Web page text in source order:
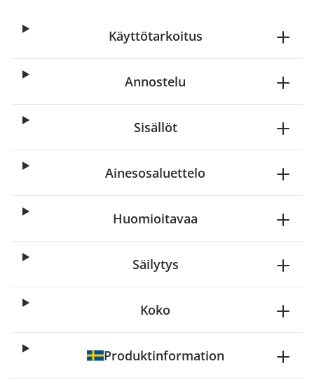
Käyttötarkoitus
Annostelu
Sisällöt
Ainesosaluettelo
Huomioitavaa
Säilytys
Koko
Produktinformation